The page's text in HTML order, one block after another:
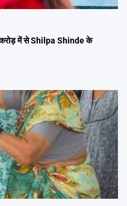
में से Shilpa Shinde के